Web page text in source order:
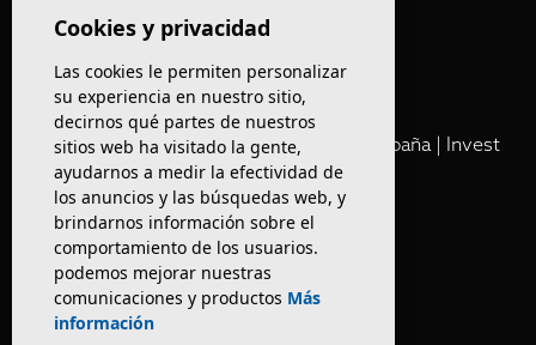
Olaya
Cartera Privada de Activos Hoteleros en España | Invest
Inmo Olaya
Venta de edificios
Comprar restaurante en Barcelona
Cookies y privacidad
Las cookies le permiten personalizar
su experiencia en nuestro sitio,
decirnos qué partes de nuestros
sitios web ha visitado la gente,
ayudarnos a medir la efectividad de
los anuncios y las búsquedas web, y
brindarnos información sobre el
comportamiento de los usuarios.
podemos mejorar nuestras
comunicaciones y productos Más
información